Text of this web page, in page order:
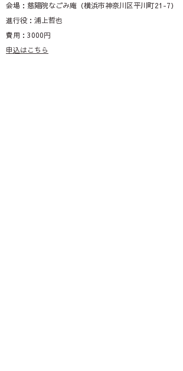
会場：慈陽院なごみ庵（横浜市神奈川区平川町21-7）
進行役：浦上哲也
費用：3000円
申込はこちら